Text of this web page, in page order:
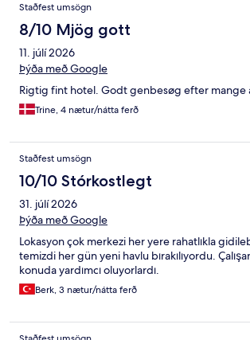
Staðfest umsögn
8/10 Mjög gott
11. júlí 2026
Þýða með Google
Rigtig fint hotel. Godt genbesøg efter mange
Trine, 4 nætur/nátta ferð
Staðfest umsögn
10/10 Stórkostlegt
31. júlí 2026
Þýða með Google
Lokasyon çok merkezi her yere rahatlıkla
temizdi her gün yeni havlu bırakılıyordu.
konuda yardımcı oluyorlardı.
Berk, 3 nætur/nátta ferð